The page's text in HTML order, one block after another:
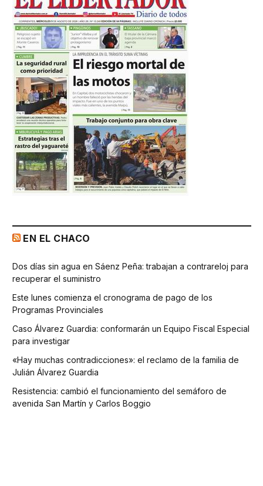
EN EL CHACO
Dos días sin agua en Sáenz Peña: trabajan a contrareloj para
recuperar el suministro
Este lunes comienza el cronograma de pago de los
Programas Provinciales
Caso Álvarez Guardia: conformarán un Equipo Fiscal Especial
para investigar
«Hay muchas contradicciones»: el reclamo de la familia de
Julián Álvarez Guardia
Resistencia: cambió el funcionamiento del semáforo de
avenida San Martín y Carlos Boggio